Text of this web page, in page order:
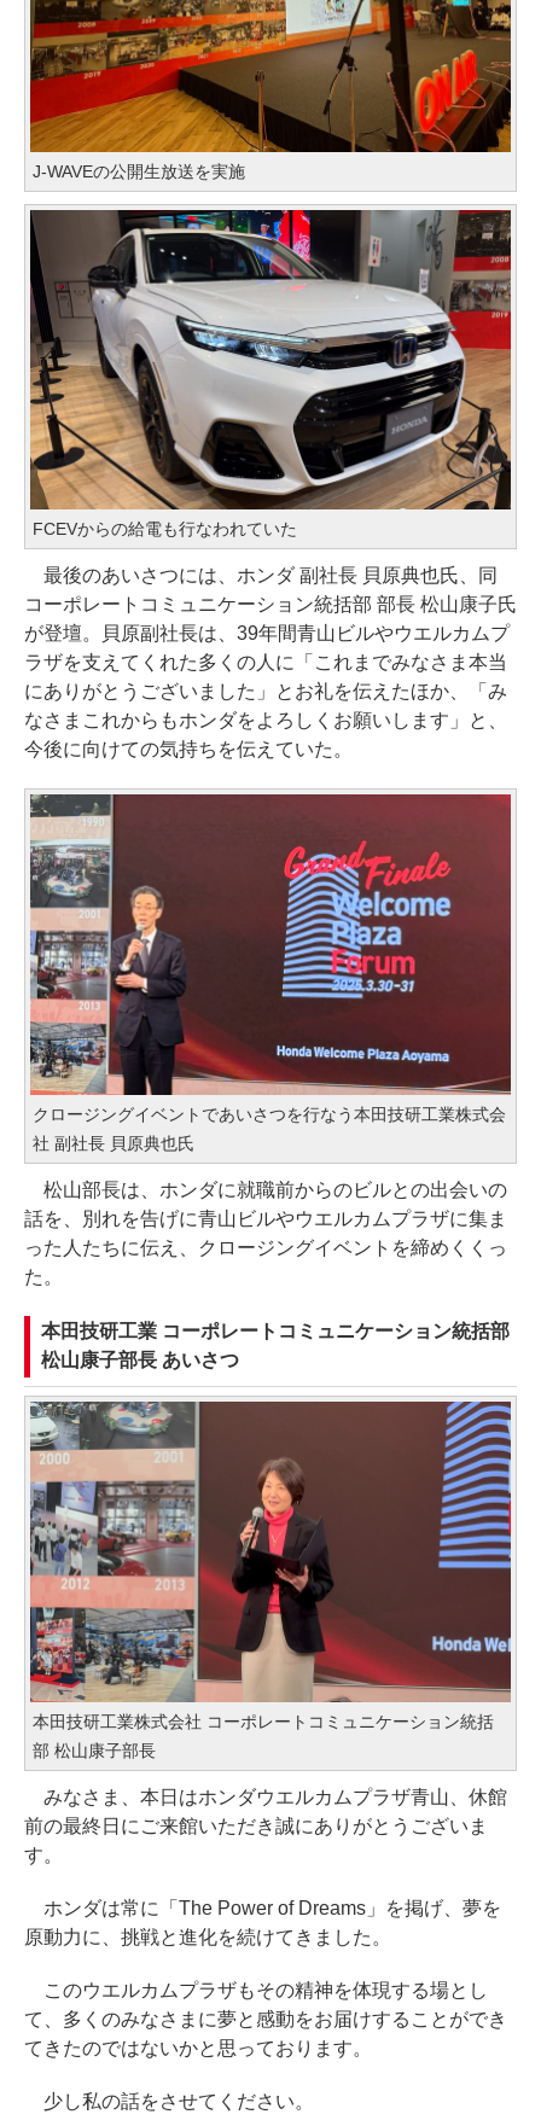
J-WAVEの公開生放送を実施
FCEVからの給電も行なわれていた
最後のあいさつには、ホンダ 副社長 貝原典也氏、同
コーポレートコミュニケーション統括部 部長 松山康子氏
が登壇。貝原副社長は、39年間青山ビルやウエルカムプ
ラザを支えてくれた多くの人に「これまでみなさま本当
にありがとうございました」とお礼を伝えたほか、「み
なさまこれからもホンダをよろしくお願いします」と、
今後に向けての気持ちを伝えていた。
クロージングイベントであいさつを行なう本田技研工業株式会
社 副社長 貝原典也氏
松山部長は、ホンダに就職前からのビルとの出会いの
話を、別れを告げに青山ビルやウエルカムプラザに集ま
った人たちに伝え、クロージングイベントを締めくくっ
た。
本田技研工業 コーポレートコミュニケーション統括部
松山康子部長 あいさつ
本田技研工業株式会社 コーポレートコミュニケーション統括
部 松山康子部長
みなさま、本日はホンダウエルカムプラザ青山、休館
前の最終日にご来館いただき誠にありがとうございま
す。
ホンダは常に「The Power of Dreams」を掲げ、夢を
原動力に、挑戦と進化を続けてきました。
このウエルカムプラザもその精神を体現する場とし
て、多くのみなさまに夢と感動をお届けすることができ
てきたのではないかと思っております。
少し私の話をさせてください。